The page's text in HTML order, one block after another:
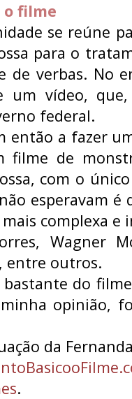
o filme
se reúne
para o
de verbas. No
um vídeo,
federal.
então a fazer
filme de
com o
esperavam
complexa e
Wagner
entre outros.
bastante do
opinião,
da
.